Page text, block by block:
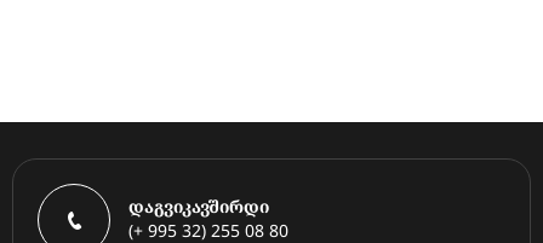
დაგვიკავშირდი
(+ 995 32) 255 08 80